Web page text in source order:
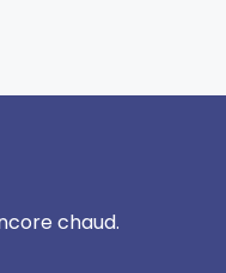
chaud.